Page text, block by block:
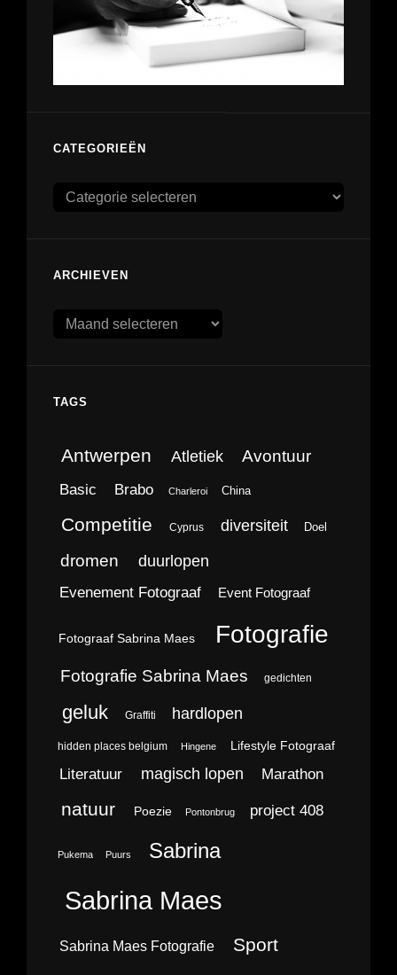
CATEGORIEËN
Categorieën
ARCHIEVEN
Archieven
TAGS
Antwerpen Atletiek Avontuur
Basic Brabo Charleroi China
Competitie Cyprus diversiteit Doel
dromen duurlopen
Evenement Fotograaf Event Fotograaf
Fotograaf Sabrina Maes Fotografie
Fotografie Sabrina Maes gedichten
geluk Graffiti hardlopen
hidden places belgium Hingene Lifestyle Fotograaf
Literatuur magisch lopen Marathon
natuur Poezie Pontonbrug project 408
Pukema Puurs Sabrina
Sabrina Maes
Sabrina Maes Fotografie Sport